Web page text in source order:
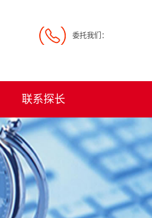
委托我们：
联系探长